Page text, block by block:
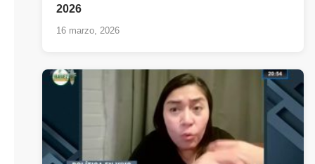
2026
16 marzo, 2026